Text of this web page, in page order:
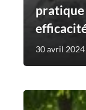
30 avril 2024